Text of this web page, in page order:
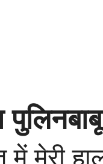
पुलिनबाबू
में मेरी